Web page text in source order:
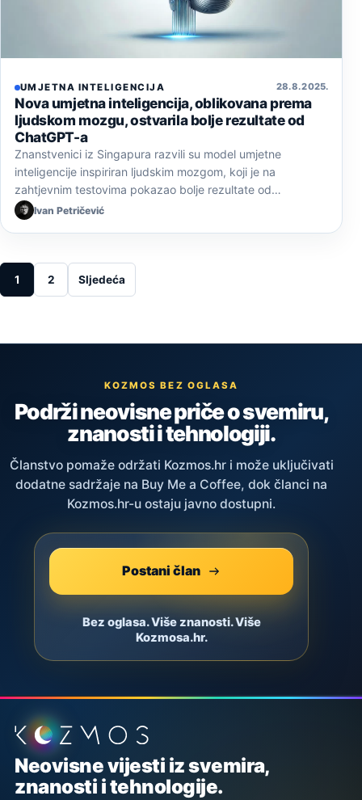
UMJETNA INTELIGENCIJA 28. 8. 2025.
Nova umjetna inteligencija, oblikovana prema
ljudskom mozgu, ostvarila bolje rezultate od
ChatGPT-a
Znanstvenici iz Singapura razvili su model umjetne
inteligencije inspiriran ljudskim mozgom, koji je na
zahtjevnim testovima pokazao bolje rezultate od…
Ivan Petričević
Posts pagination
1 2 Sljedeća
KOZMOS BEZ OGLASA
Podrži neovisne priče o svemiru,
znanosti i tehnologiji.
Članstvo pomaže održati Kozmos.hr i može uključivati
dodatne sadržaje na Buy Me a Coffee, dok članci na
Kozmos.hr-u ostaju javno dostupni.
Postani član
Bez oglasa. Više znanosti. Više
Kozmosa.hr.
Podnožje stranice
Neovisne vijesti iz svemira,
znanosti i tehnologije.